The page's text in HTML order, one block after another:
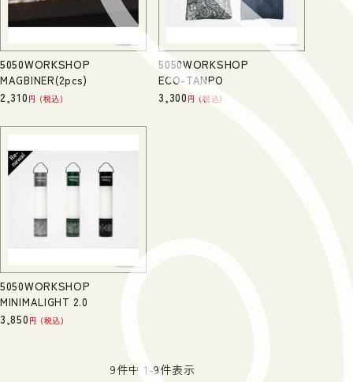
5050WORKSHOP
MAGBINER(2pcs)
2,310 税込
5050WORKSHOP
ECO-TANPO
3,300 税込
5050WORKSHOP
MINIMALIGHT 2.0
3,850 税込
9件中 1 -9件表示